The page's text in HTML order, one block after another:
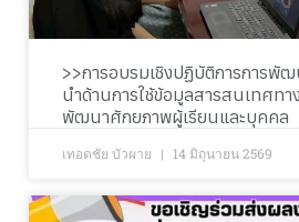
>>การอบรมเชิงปฏิบัติการการพั
นำด้านการใช้ข้อมูลสารสนเทศทา
พัฒนาศักยภาพผู้เรียนและบุคคล
เทอดชัย บัวผาย 14 มิถุนายน 2569